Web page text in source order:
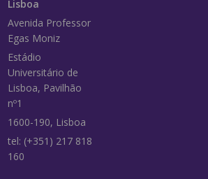
Lisboa
Avenida Professor
Egas Moniz
Estádio
Universitário de
Lisboa, Pavilhão
nº1
1600-190, Lisboa
tel: (+351) 217 818
160